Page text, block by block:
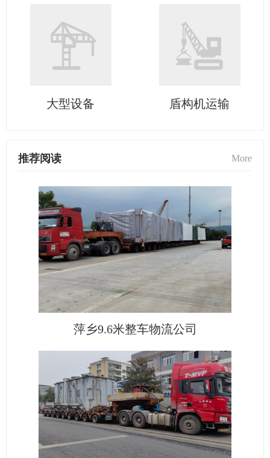
大型设备 盾构机运输
推荐阅读 More
萍乡9.6米整车物流公司